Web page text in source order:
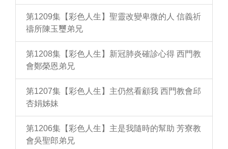
第1209集【彩色人生】聖靈改變卑微的人 信義祈
禱所陳玉璽弟兄
第1208集【彩色人生】新冠肺炎確診心得 西門教
會鄭榮恩弟兄
第1207集【彩色人生】主仍然看顧我 西門教會邱
杏娟姊妹
第1206集【彩色人生】主是我隨時的幫助 芳寮教
會吳聖郎弟兄